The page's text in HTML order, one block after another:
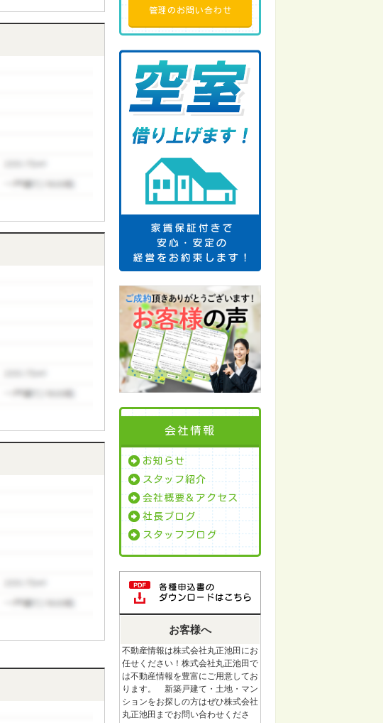
管理のお問い合わせ
会社情報
お知らせ
スタッフ紹介
会社概要＆アクセス
社長ブログ
スタッフブログ
お客様へ
不動産情報は株式会社丸正池田にお
任せください！株式会社丸正池田で
は不動産情報を豊富にご用意してお
ります。 新築戸建て・土地・マン
ションをお探しの方はぜひ株式会社
丸正池田までお問い合わせくださ